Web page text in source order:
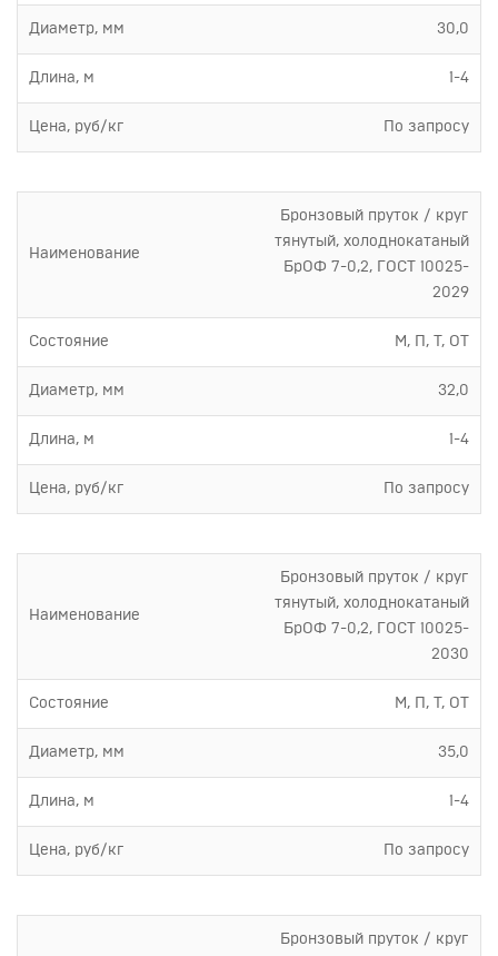
Диаметр, мм 30,0
Длина, м 1-4
Цена, руб/кг По запросу
Наименование
Бронзовый пруток / круг
тянутый, холоднокатаный
БрОФ 7-0,2, ГОСТ 10025-
2029
Состояние М, П, Т, ОТ
Диаметр, мм 32,0
Длина, м 1-4
Цена, руб/кг По запросу
Наименование
Бронзовый пруток / круг
тянутый, холоднокатаный
БрОФ 7-0,2, ГОСТ 10025-
2030
Состояние М, П, Т, ОТ
Диаметр, мм 35,0
Длина, м 1-4
Цена, руб/кг По запросу
Бронзовый пруток / круг